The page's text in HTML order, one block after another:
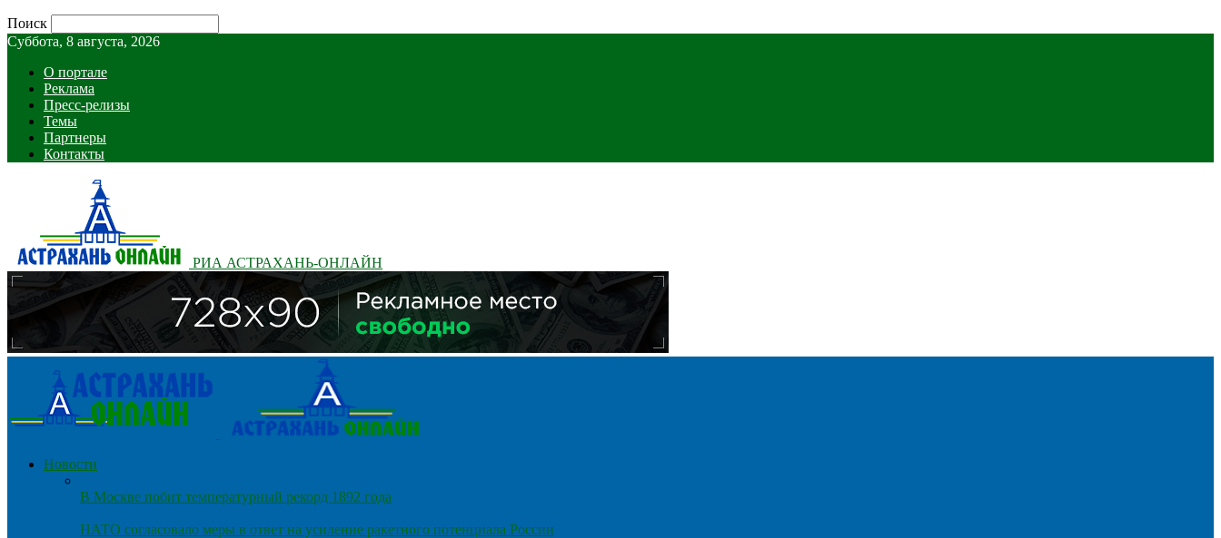
Поиск
Суббота, 8 августа, 2026
О портале
Реклама
Пресс-релизы
Темы
Партнеры
Контакты
РИА АСТРАХАНЬ-ОНЛАЙН
Новости
В Москве побит температурный рекорд 1892 года
НАТО согласовало меры в ответ на усиление ракетного потенциала России